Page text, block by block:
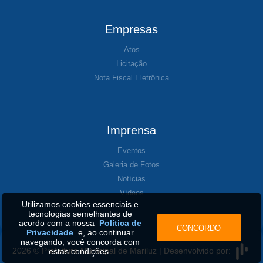
Empresas
Atos
Licitação
Nota Fiscal Eletrônica
Imprensa
Eventos
Galeria de Fotos
Notícias
Vídeos
2026 © Prefeitura Municipal de Mariluz | Desenvolvido por:
Utilizamos cookies essenciais e
tecnologias semelhantes de
acordo com a nossa Política de
Privacidadee, ao continuar
navegando, você concorda com
estas condições.
CONCORDO